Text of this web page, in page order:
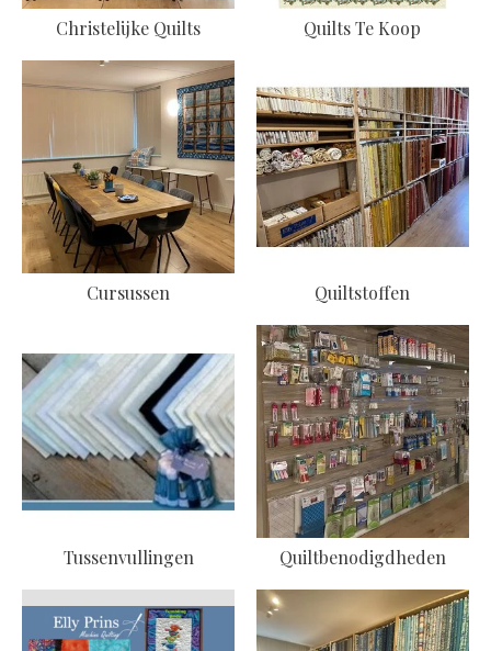
Christelijke Quilts Quilts Te Koop
Cursussen Quiltstoffen
Tussenvullingen Quiltbenodigdheden